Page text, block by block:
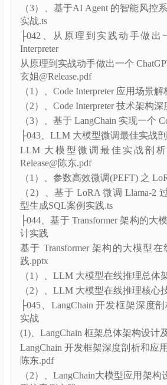
（1）、AI Agents 智能体以及应用
（2）、AI Agents 系统架构与核心
（3）、基于AI Agent 的智能风控
实战.ts
├042、从原理到实践动手做出
Interpreter
从原理到实战动手做出一个
玄姐@Release.pdf
（1）、Code Interpreter 应用场景解
（2）、Code Interpreter 技术架构深
（3）、基于 LangChain 实现一个
├043、LLM 大模型微调最佳实战剖
LLM 大模型微调最佳实战剖
Release@陈东.pdf
（1）、参数高效微调(PEFT) 之
（2）、基于 LoRA 微调 Llama-2
型生成SQL案例实践.ts
├044、基于 Transformer 架构的大
计实践
基于 Transformer 架构的大模型
践.pptx
（1）、LLM 大模型在线推理总体
（2）、LLM 大模型在线推理核心
├045、LangChain 开发框架深度
实战
(1)、LangChain 框架总体架构设计
LangChain 开发框架深度剖析和应